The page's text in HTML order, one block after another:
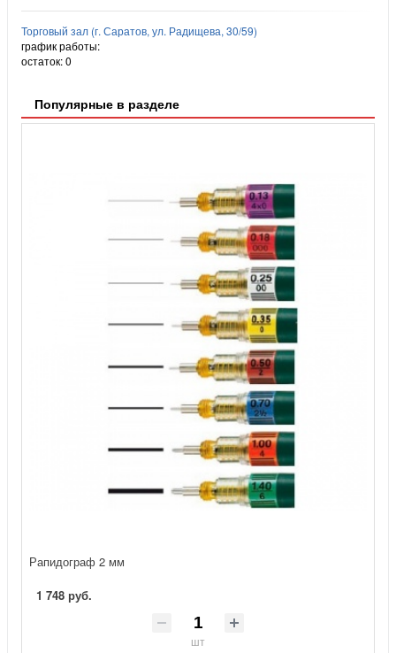
Торговый зал (г. Саратов, ул. Радищева, 30/59)
график работы:
остаток:0
Популярные в разделе
Рапидограф 2 мм
1 748 руб.
шт